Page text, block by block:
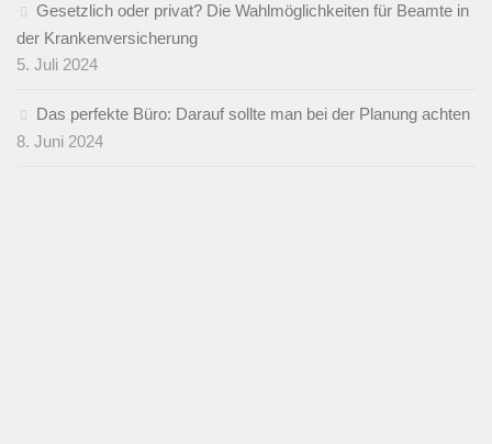
Gesetzlich oder privat? Die Wahlmöglichkeiten für Beamte in
der Krankenversicherung
5. Juli 2024
Das perfekte Büro: Darauf sollte man bei der Planung achten
8. Juni 2024